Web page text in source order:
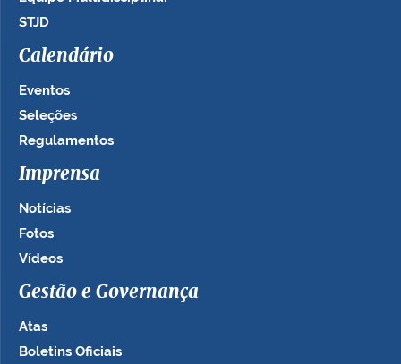
STJD
Calendário
Eventos
Seleções
Regulamentos
Imprensa
Notícias
Fotos
Vídeos
Gestão e Governança
Atas
Boletins Oficiais